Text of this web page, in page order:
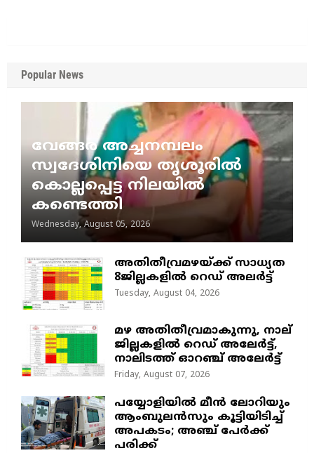
Popular News
വേങ്ങര അച്ചനമ്പലം
സ്വദേശിനിയെ തൃശൂരിൽ
കൊല്ലപ്പെട്ട നിലയിൽ
കണ്ടെത്തി
Wednesday, August 05, 2026
അതിതീവ്രമഴയ്ക്ക് സാധ്യത
8ജില്ലകളിൽ റെഡ് അലർട്ട്
Tuesday, August 04, 2026
മഴ അതിതീവ്രമാകുന്നു, നാല്
ജില്ലകളില്‍ റെഡ് അലേര്‍ട്ട്‌,
നാലിടത്ത് ഓറഞ്ച് അലേർട്ട്
Friday, August 07, 2026
പയ്യോളിയിൽ മീൻ ലോറിയും
ആംബുലൻസും കൂട്ടിയിടിച്ച്
അപകടം; അഞ്ച് പേർക്ക്
പരിക്ക്